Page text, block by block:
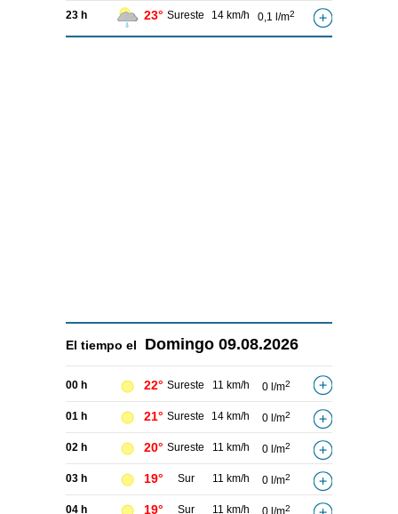
23 h 23° Sureste 14 km/h 0,1 l/m2
El tiempo el Domingo 09.08.2026
00 h 22° Sureste 11 km/h 0 l/m2
01 h 21° Sureste 14 km/h 0 l/m2
02 h 20° Sureste 11 km/h 0 l/m2
03 h 19° Sur 11 km/h 0 l/m2
04 h 19° Sur 11 km/h 2